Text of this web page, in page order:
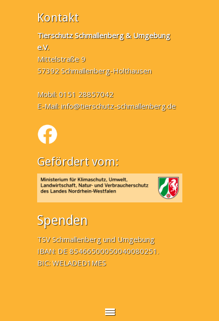
Kontakt
Tierschutz Schmallenberg & Umgebung
e.V.
Mittelstraße 9
57392 Schmallenberg-Holthausen
Mobil: 0151 28857042
E-Mail:info@tierschutz-schmallenberg.de
Gefördert vom:
Spenden
TSV Schmallenberg und Umgebung
IBAN: DE 85466500050040080251.
BIC: WELADED1MES